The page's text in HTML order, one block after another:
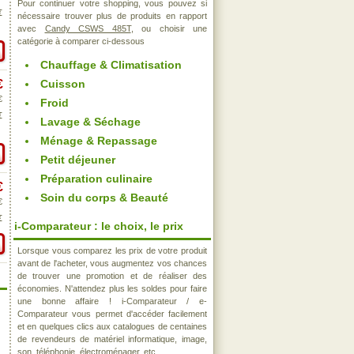
Pour continuer votre shopping, vous pouvez si
nécessaire trouver plus de produits en rapport
avec Candy CSWS 485T, ou choisir une
catégorie à comparer ci-dessous
Chauffage & Climatisation
Cuisson
Froid
Lavage & Séchage
Ménage & Repassage
Petit déjeuner
Préparation culinaire
Soin du corps & Beauté
i-Comparateur : le choix, le prix
Lorsque vous comparez les prix de votre produit
avant de l'acheter, vous augmentez vos chances
de trouver une promotion et de réaliser des
économies. N'attendez plus les soldes pour faire
une bonne affaire ! i-Comparateur / e-
Comparateur vous permet d'accéder facilement
et en quelques clics aux catalogues de centaines
de revendeurs de matériel informatique, image,
son, téléphonie, électroménager, etc..